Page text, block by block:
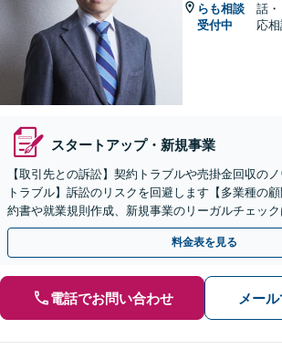
らも相談
受付中
話
応相
スタートアップ・新規事業
【取引先との訴訟】契約トラブルや売掛金回収の
トラブル】訴訟のリスクを回避します【多業種の
約書や就業規則作成、新規事業のリーガルチェッ
い。単発のご依頼OK。
料金表を見る
電話でお問い合わせ メー